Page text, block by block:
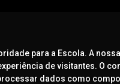
para a Escola. A
de visitantes. O
dados como
NOTÍCIAS